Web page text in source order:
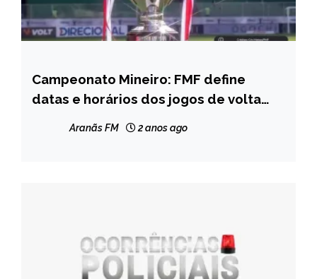
ESPORTES
NOTÍCIAS
Campeonato Mineiro: FMF define
datas e horários dos jogos de volta
Aranãs FM 2 anos ago